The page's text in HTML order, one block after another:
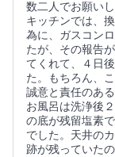
数二人でお願いし
キッチンでは、
為に、ガスコン
たが、その報告
てくれて、４日
た。もちろん、
誠意と責任のあ
お風呂は洗浄後
の底が残留塩素
でした。天井の
跡が残っていたの